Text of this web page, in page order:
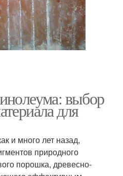
выбор
для
и много лет назад,
природного
порошка, древесно-